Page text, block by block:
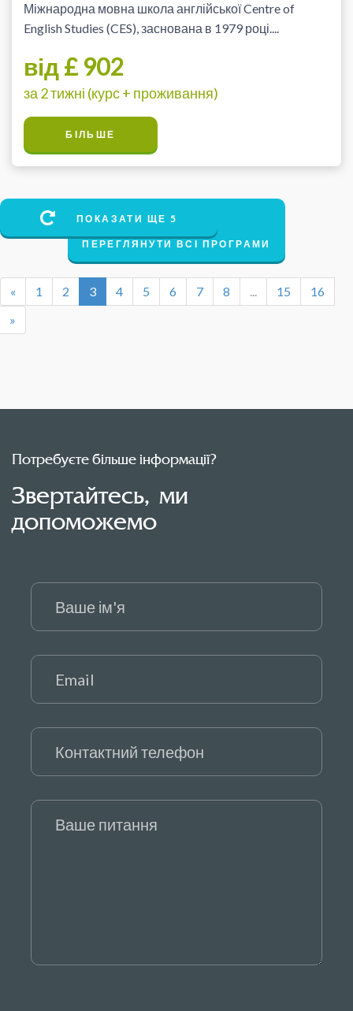
Міжнародна мовна школа англійської Centre of
English Studies (CES), заснована в 1979 році....
від £ 902
за 2 тижні (курс + проживання)
БІЛЬШЕ
ПОКАЗАТИ ЩЕ 5
ПЕРЕГЛЯНУТИ ВСІ ПРОГРАМИ
« 1 2 3 4 5 6 7 8 ... 15
16
»
Потребуєте більше інформації?
Звертайтесь, ми
допоможемо